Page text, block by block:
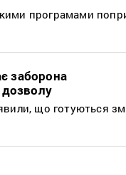
програмами
заборона
дозволу
що готуються